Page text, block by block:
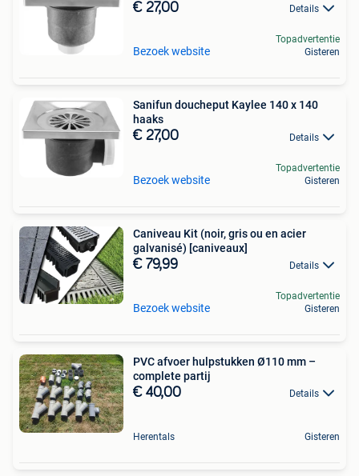
€ 27,00 Details
Bezoek website
Topadvertentie
Gisteren
Sanifun doucheput Kaylee 140 x 140
haaks
€ 27,00 Details
Bezoek website
Topadvertentie
Gisteren
Caniveau Kit (noir, gris ou en acier
galvanisé) [caniveaux]
€ 79,99 Details
Bezoek website
Topadvertentie
Gisteren
PVC afvoer hulpstukken Ø110 mm –
complete partij
€ 40,00 Details
Herentals Gisteren